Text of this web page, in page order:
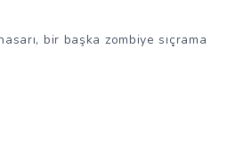
bir başka zombiye sıçrama